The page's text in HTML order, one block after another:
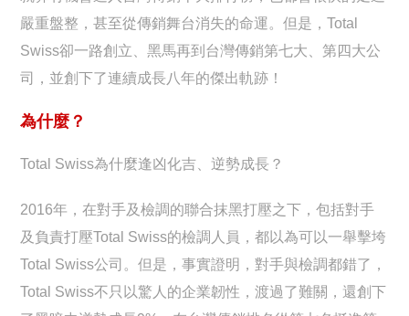
嚴重盤整，甚至從傳銷舞台消失的命運。但是，Total
Swiss卻一路創立、黑馬再到台灣傳銷第七大、第四大公
司，並創下了連續成長八年的傑出軌跡！
為什麼？
Total Swiss為什麼逢凶化吉、逆勢成長？
2016年，在對手及檢調的聯合抹黑打壓之下，包括對手
及負責打壓Total Swiss的檢調人員，都以為可以一舉擊垮
Total Swiss公司。但是，事實證明，對手與檢調都錯了，
Total Swiss不只以驚人的企業韌性，渡過了難關，還創下